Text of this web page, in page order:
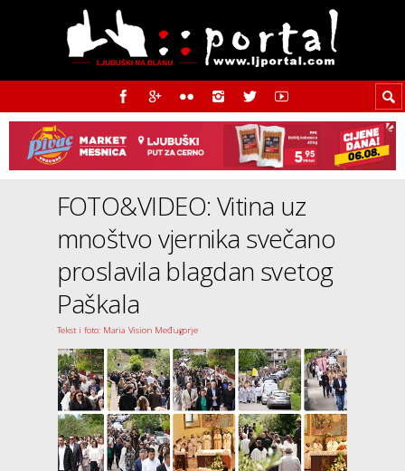
FOTO&VIDEO: Vitina uz
mnoštvo vjernika svečano
proslavila blagdan svetog
Paškala
Tekst i foto: Maria Vision Međugorje